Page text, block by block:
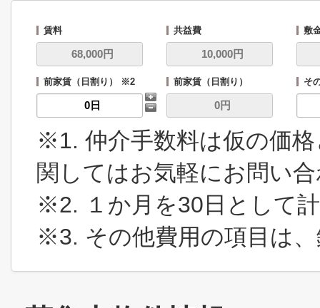
賃料 共益費 敷
前家賃（日割り） ※2 前家賃（日割り） そ
※1. 仲介手数料は仮の価
関してはお気軽にお問い
※2. １か月を30日として
※3. その他費用の項目は